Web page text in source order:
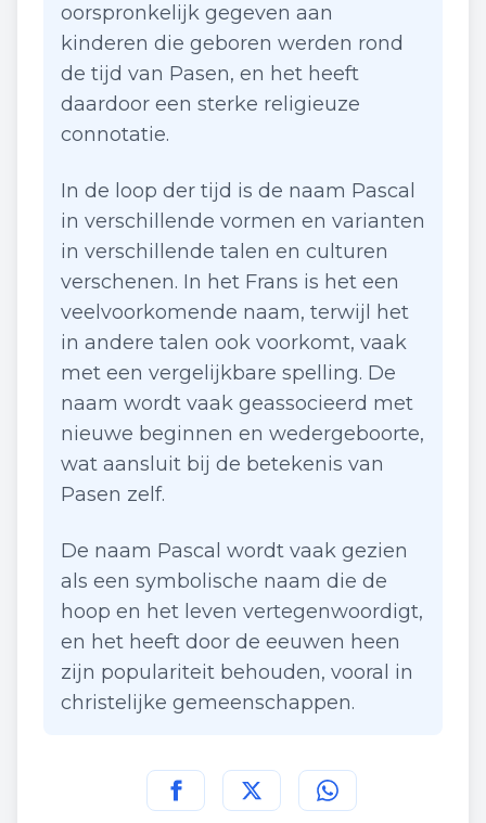
oorspronkelijk gegeven aan
kinderen die geboren werden rond
de tijd van Pasen, en het heeft
daardoor een sterke religieuze
connotatie.
In de loop der tijd is de naam Pascal
in verschillende vormen en varianten
in verschillende talen en culturen
verschenen. In het Frans is het een
veelvoorkomende naam, terwijl het
in andere talen ook voorkomt, vaak
met een vergelijkbare spelling. De
naam wordt vaak geassocieerd met
nieuwe beginnen en wedergeboorte,
wat aansluit bij de betekenis van
Pasen zelf.
De naam Pascal wordt vaak gezien
als een symbolische naam die de
hoop en het leven vertegenwoordigt,
en het heeft door de eeuwen heen
zijn populariteit behouden, vooral in
christelijke gemeenschappen.
Deel deze pagina op
Deel deze pagina op
Deel deze pagina